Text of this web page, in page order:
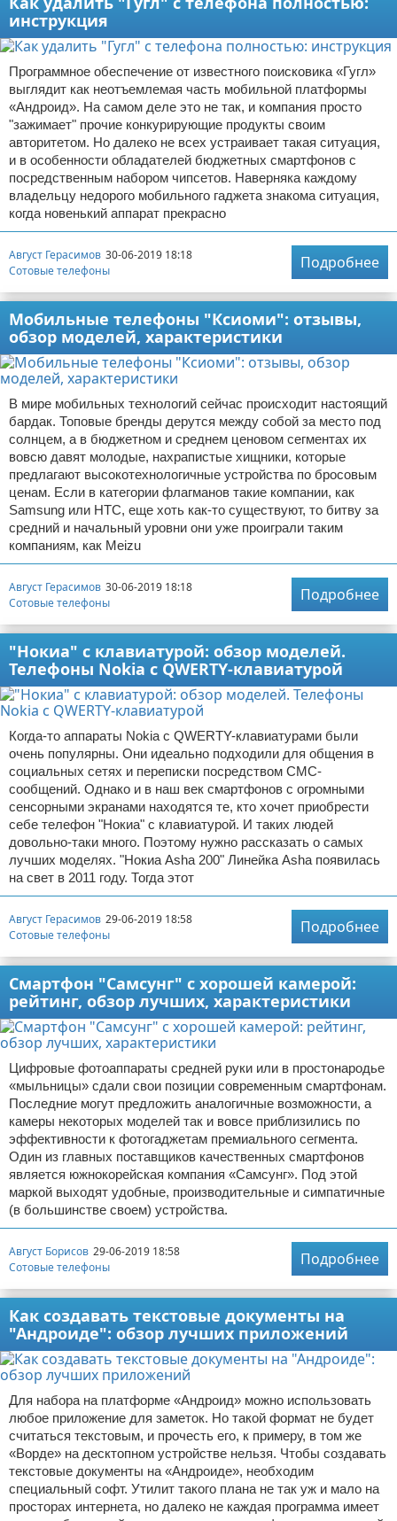
инструкция
Программное обеспечение от известного поисковика «Гугл»
выглядит как неотъемлемая часть мобильной платформы
«Андроид». На самом деле это не так, и компания просто
"зажимает" прочие конкурирующие продукты своим
авторитетом. Но далеко не всех устраивает такая ситуация,
и в особенности обладателей бюджетных смартфонов с
посредственным набором чипсетов. Наверняка каждому
владельцу недорого мобильного гаджета знакома ситуация,
когда новенький аппарат прекрасно
Август Герасимов 30-06-2019 18:18
Сотовые телефоны
Подробнее
Мобильные телефоны "Ксиоми": отзывы,
обзор моделей, характеристики
В мире мобильных технологий сейчас происходит настоящий
бардак. Топовые бренды дерутся между собой за место под
солнцем, а в бюджетном и среднем ценовом сегментах их
вовсю давят молодые, нахрапистые хищники, которые
предлагают высокотехнологичные устройства по бросовым
ценам. Если в категории флагманов такие компании, как
Samsung или HTC, еще хоть как-то существуют, то битву за
средний и начальный уровни они уже проиграли таким
компаниям, как Meizu
Август Герасимов 30-06-2019 18:18
Сотовые телефоны
Подробнее
"Нокиа" с клавиатурой: обзор моделей.
Телефоны Nokia с QWERTY-клавиатурой
Когда-то аппараты Nokia с QWERTY-клавиатурами были
очень популярны. Они идеально подходили для общения в
социальных сетях и переписки посредством СМС-
сообщений. Однако и в наш век смартфонов с огромными
сенсорными экранами находятся те, кто хочет приобрести
себе телефон "Нокиа" с клавиатурой. И таких людей
довольно-таки много. Поэтому нужно рассказать о самых
лучших моделях. "Нокиа Asha 200" Линейка Asha появилась
на свет в 2011 году. Тогда этот
Август Герасимов 29-06-2019 18:58
Сотовые телефоны
Подробнее
Смартфон "Самсунг" с хорошей камерой:
рейтинг, обзор лучших, характеристики
Цифровые фотоаппараты средней руки или в простонародье
«мыльницы» сдали свои позиции современным смартфонам.
Последние могут предложить аналогичные возможности, а
камеры некоторых моделей так и вовсе приблизились по
эффективности к фотогаджетам премиального сегмента.
Один из главных поставщиков качественных смартфонов
является южнокорейская компания «Самсунг». Под этой
маркой выходят удобные, производительные и симпатичные
(в большинстве своем) устройства.
Август Борисов 29-06-2019 18:58
Сотовые телефоны
Подробнее
Как создавать текстовые документы на
"Андроиде": обзор лучших приложений
Для набора на платформе «Андроид» можно использовать
любое приложение для заметок. Но такой формат не будет
считаться текстовым, и прочесть его, к примеру, в том же
«Ворде» на десктопном устройстве нельзя. Чтобы создавать
текстовые документы на «Андроиде», необходим
специальный софт. Утилит такого плана не так уж и мало на
просторах интернета, но далеко не каждая программа имеет